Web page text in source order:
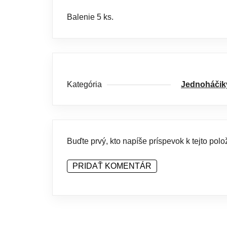
Balenie 5 ks.
Kategória
Buďte prvý, kto napíše príspevok k tejto
PRIDAŤ KOMENTÁR